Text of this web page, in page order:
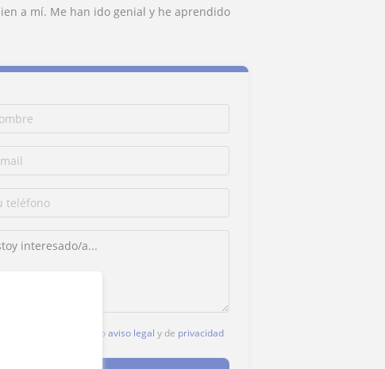
a mí. Me han ido genial y he aprendido
clic, aceptas nuestroaviso legal y de privacidad